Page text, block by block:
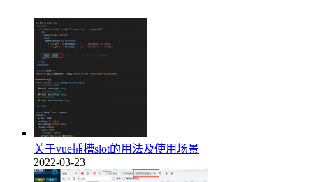
关于vue插槽slot的用法及使用场景
2022-03-23